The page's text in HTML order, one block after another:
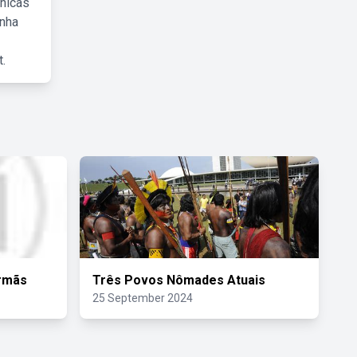
Três Povos Nômades Atuais
25 September 2024